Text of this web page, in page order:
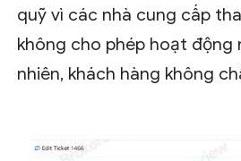
quỹ vì các nhà cung cấp
không cho phép hoạt động
nhiên, khách hàng không